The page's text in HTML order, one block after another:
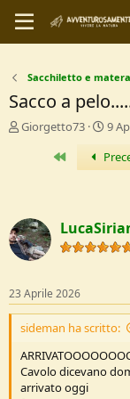
Sacchiletto e
Sacco a
C
r
e
D
c
u
s
s
i
o
Giorgetto73
D
t
a
I
n
i
o
9
Primo
23 Aprile 2026
sideman ha scritto:
Cavolo dicevano
arrivato oggi